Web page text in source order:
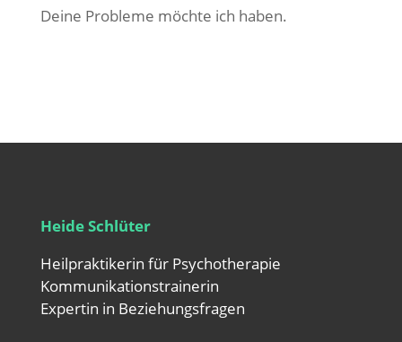
Deine Probleme möchte ich haben.
Heide Schlüter
Heilpraktikerin für Psychotherapie
Kommunikationstrainerin
Expertin in Beziehungsfragen